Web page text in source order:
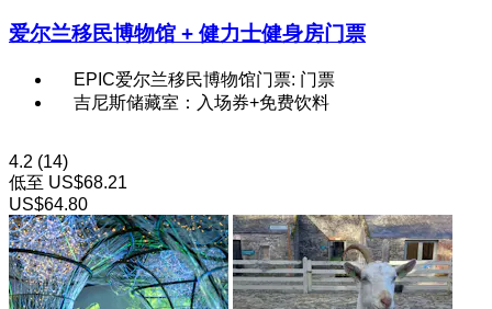
爱尔兰移民博物馆 + 健力士健身房门票
EPIC爱尔兰移民博物馆门票: 门票
吉尼斯储藏室：入场券+免费饮料
4.2 (14)
低至 US$68.21
US$64.80